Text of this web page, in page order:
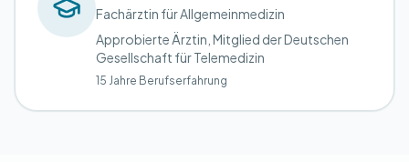
Fachärztin für Allgemeinmedizin
Approbierte Ärztin, Mitglied der Deutschen
Gesellschaft für Telemedizin
15 Jahre Berufserfahrung